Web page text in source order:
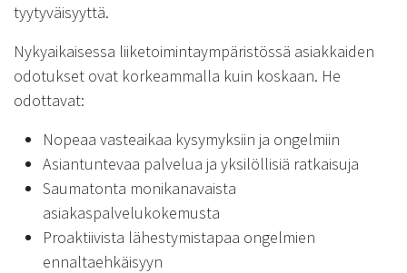
tyytyväisyyttä.
Nykyaikaisessa liiketoimintaympäristössä asiakkaiden
odotukset ovat korkeammalla kuin koskaan. He
odottavat:
Nopeaa vasteaikaa kysymyksiin ja ongelmiin
Asiantuntevaa palvelua ja yksilöllisiä ratkaisuja
Saumatonta monikanavaista
asiakaspalvelukokemusta
Proaktiivista lähestymistapaa ongelmien
ennaltaehkäisyyn